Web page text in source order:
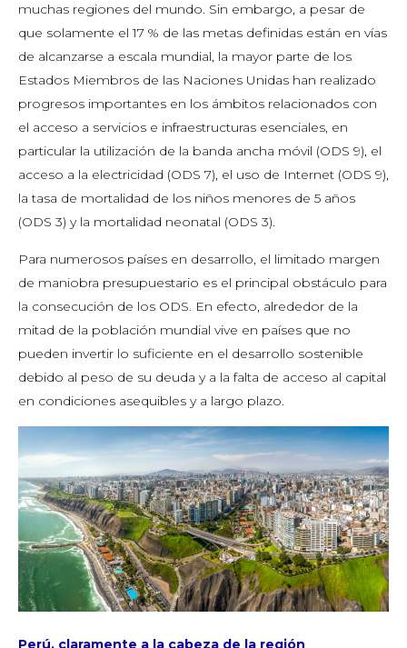
muchas regiones del mundo. Sin embargo, a pesar de
que solamente el 17 % de las metas definidas están en vías
de alcanzarse a escala mundial, la mayor parte de los
Estados Miembros de las Naciones Unidas han realizado
progresos importantes en los ámbitos relacionados con
el acceso a servicios e infraestructuras esenciales, en
particular la utilización de la banda ancha móvil (ODS 9), el
acceso a la electricidad (ODS 7), el uso de Internet (ODS 9),
la tasa de mortalidad de los niños menores de 5 años
(ODS 3) y la mortalidad neonatal (ODS 3).
Para numerosos países en desarrollo, el limitado margen
de maniobra presupuestario es el principal obstáculo para
la consecución de los ODS. En efecto, alrededor de la
mitad de la población mundial vive en países que no
pueden invertir lo suficiente en el desarrollo sostenible
debido al peso de su deuda y a la falta de acceso al capital
en condiciones asequibles y a largo plazo.
Perú, claramente a la cabeza de la región